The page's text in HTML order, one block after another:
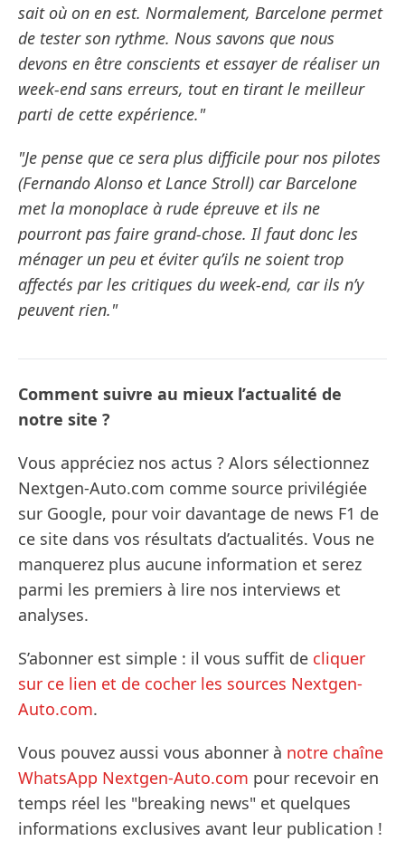
sait où on en est. Normalement, Barcelone permet
de tester son rythme. Nous savons que nous
devons en être conscients et essayer de réaliser un
week-end sans erreurs, tout en tirant le meilleur
parti de cette expérience."
"Je pense que ce sera plus difficile pour nos pilotes
(Fernando Alonso et Lance Stroll) car Barcelone
met la monoplace à rude épreuve et ils ne
pourront pas faire grand-chose. Il faut donc les
ménager un peu et éviter qu’ils ne soient trop
affectés par les critiques du week-end, car ils n’y
peuvent rien."
Comment suivre au mieux l’actualité de
notre site ?
Vous appréciez nos actus ? Alors sélectionnez
Nextgen-Auto.com comme source privilégiée
sur Google, pour voir davantage de news F1 de
ce site dans vos résultats d’actualités. Vous ne
manquerez plus aucune information et serez
parmi les premiers à lire nos interviews et
analyses.
S’abonner est simple : il vous suffit de cliquer
sur ce lien et de cocher les sources Nextgen-
Auto.com.
Vous pouvez aussi vous abonner à notre chaîne
WhatsApp Nextgen-Auto.com pour recevoir en
temps réel les "breaking news" et quelques
informations exclusives avant leur publication !